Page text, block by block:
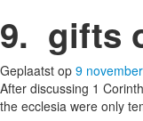
9. gifts
Geplaatst op 9
After discussing 1
the ecclesia were only